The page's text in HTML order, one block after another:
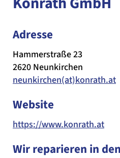
Adresse
Hammerstraße 23
2620 Neunkirchen
neunkirchen(at)konrath.at
Website
https://www.konrath.at
Wir reparieren in